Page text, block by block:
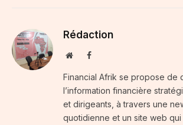
Rédaction
WebsiteFacebook
Financial Afrik se propose de
l’information financière
et dirigeants, à travers une
quotidienne et un site web